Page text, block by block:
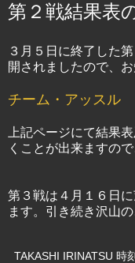
第２戦結果表
３月５日に終了した
開されましたので、
チーム・アッスル
上記ページにて結果
くことが出来ますの
第３戦は４月１６日
ます。引き続き沢山
TAKASHI IRINATSU 時